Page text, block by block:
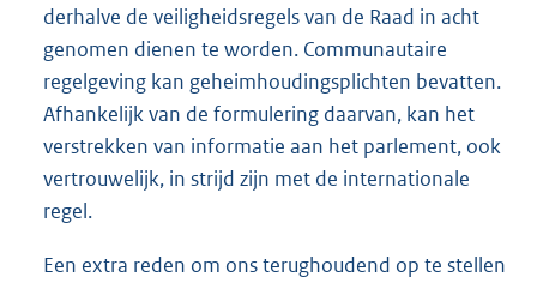
derhalve de veiligheidsregels van de Raad in acht
genomen dienen te worden. Communautaire
regelgeving kan geheimhoudingsplichten bevatten.
Afhankelijk van de formulering daarvan, kan het
verstrekken van informatie aan het parlement, ook
vertrouwelijk, in strijd zijn met de internationale
regel.
Een extra reden om ons terughoudend op te stellen